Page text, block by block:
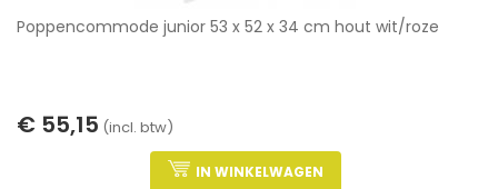
Poppencommode junior 53 x 52 x 34 cm hout wit/roze
€ 55,15 (incl. btw)
IN WINKELWAGEN